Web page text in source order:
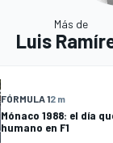
Más de
Luis
FÓRMULA 12 m
Mónaco 1988: el día
humano en F1